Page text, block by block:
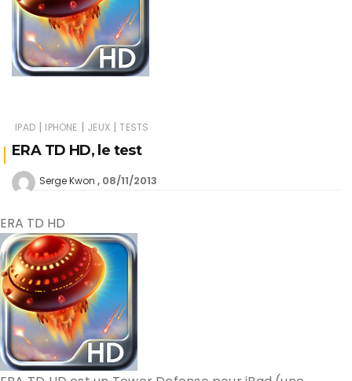
IPAD | IPHONE | JEUX | TESTS
ERA TD HD, le test
Serge Kwon 08/11/2013
ERA TD HD